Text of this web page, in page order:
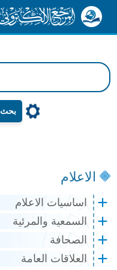
بحث
الاعلام
اساسيات الاعلام
السمعية والمرئية
الصحافة
العلاقات العامة